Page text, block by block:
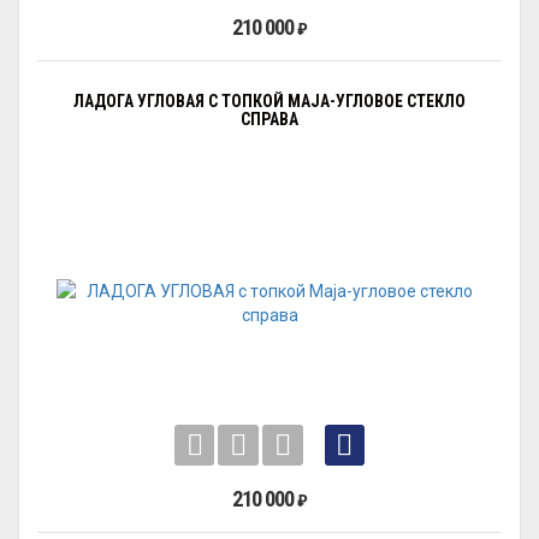
210 000₽
ЛАДОГА УГЛОВАЯ С ТОПКОЙ MAJA-УГЛОВОЕ СТЕКЛО
СПРАВА
210 000₽